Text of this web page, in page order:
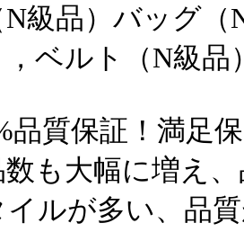
N級品）バッグ（
ベルト（N級品
品質保証！満足
も大幅に増え
ルが多い、品